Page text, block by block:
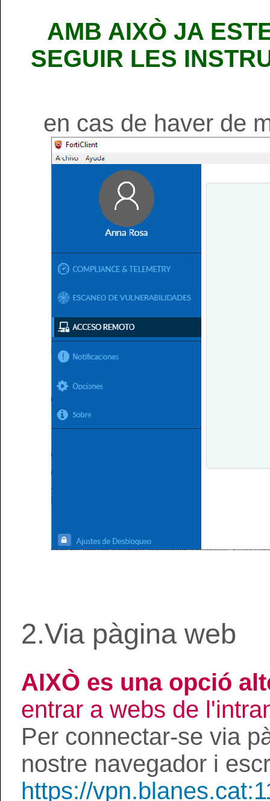
AMB AIXÒ JA
SEGUIR LES
en cas de haver de
2.Via pàgina web
AIXÒ es una opció
entrar a webs de
Per connectar-se via
nostre navegador i
https://